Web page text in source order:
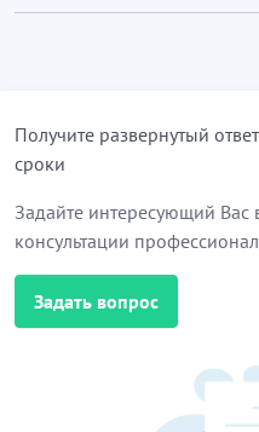
Получите развернутый
сроки
Задайте интересующий Вас
консультации
Задать вопрос